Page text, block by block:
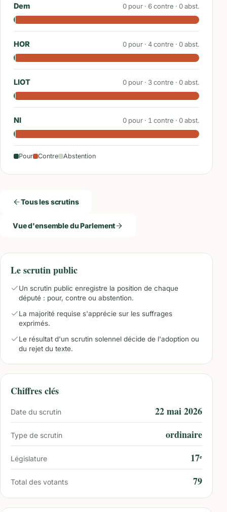
Dem 0 pour · 6contre · 0abst.
HOR 0 pour · 4contre · 0abst.
LIOT 0 pour · 3contre · 0abst.
NI 0 pour · 1 contre · 0abst.
Pour Contre Abstention
Tous les scrutins
Vue d'ensemble du Parlement
Le scrutin public
Un scrutin public enregistre la position de chaque
député : pour, contre ou abstention.
La majorité requise s'apprécie sur les suffrages
exprimés.
Le résultat d'un scrutin solennel décide de l'adoption ou
du rejet du texte.
Chiffres clés
Date du scrutin 22 mai 2026
Type de scrutin ordinaire
Législature 17ᵉ
Total des votants 79